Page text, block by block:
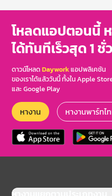
โหลดแอปตอนนี้
ได้ทันทีเร็วสุด 1 ชั่
ดาวน์โหลดDayworkแอปพลิเคชัน
ของเราได้แล้ววันนี้ ทั้งใน Apple
และ Google Play
หางาน หางานพาร์ทไ